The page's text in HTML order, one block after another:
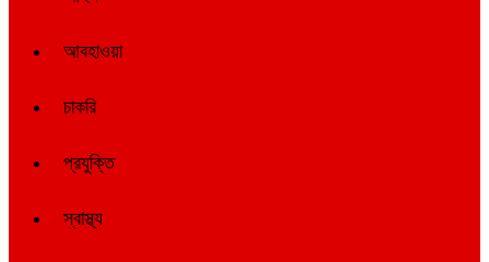
আবহাওয়া
চাকরি
প্রযুক্তি
স্বাস্থ্য